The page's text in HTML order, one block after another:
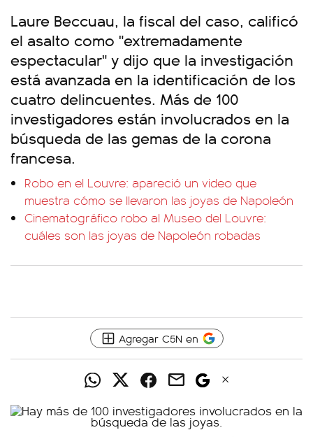
Laure Beccuau, la fiscal del caso, calificó
el asalto como "extremadamente
espectacular" y dijo que la investigación
está avanzada en la identificación de los
cuatro delincuentes. Más de 100
investigadores están involucrados en la
búsqueda de las gemas de la corona
francesa.
Robo en el Louvre: apareció un video que
muestra cómo se llevaron las joyas de Napoleón
Cinematográfico robo al Museo del Louvre:
cuáles son las joyas de Napoleón robadas
Agregar C5N en